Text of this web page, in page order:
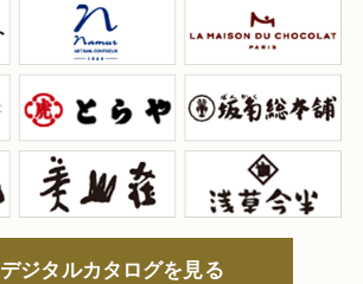
デジタルカタログを見る